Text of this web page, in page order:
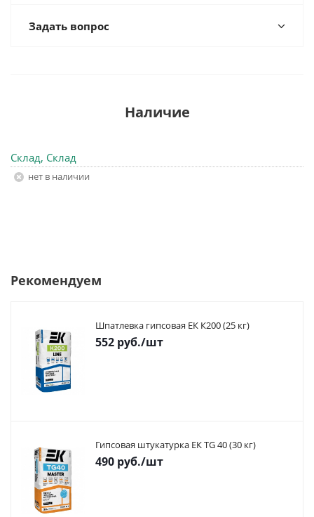
Задать вопрос
Наличие
Склад, Склад
Нет в наличии
Рекомендуем
Шпатлевка гипсовая ЕК К200 (25 кг)
552 руб./шт
Гипсовая штукатурка ЕК TG 40 (30 кг)
490 руб./шт